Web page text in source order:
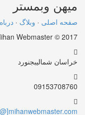
میهن وبمستر
صفحه اصلی · وبلاگ ·
Webmaster © 2017
خراسان شمالیبجنورد
09153708760